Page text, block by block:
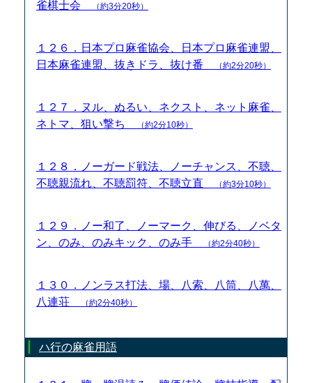
雀棋士会
（約3分20秒）
１２６．日本プロ麻雀協会、日本プロ麻雀連盟、
日本麻雀連盟、抜きドラ、抜け番
（約2分20秒）
１２７．ヌル、ぬるい、ネクスト、ネット麻雀、
ネトマ、狙い撃ち
（約2分10秒）
１２８．ノーガード戦法、ノーチャンス、不聴、
不聴親流れ、不聴罰符、不聴立直
（約3分10秒）
１２９．ノー和了、ノーマーク、伸びる、ノベタ
ン、のみ、のみキック、のみ手
（約2分40秒）
１３０．ノンラス打法、場、八索、八筒、八萬、
八連荘
（約2分40秒）
ハ行の麻雀用語